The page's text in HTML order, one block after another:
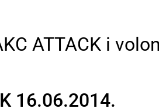
ATTACK i
16.06.2014.